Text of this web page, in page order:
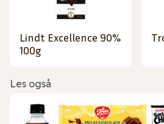
Lindt Excellence 90%
100g
Les også